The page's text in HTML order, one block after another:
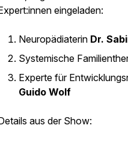
eingeladen:
Neuropädiaterin Dr.
Systemische
Experte für
Guido Wolf
aus der Show: